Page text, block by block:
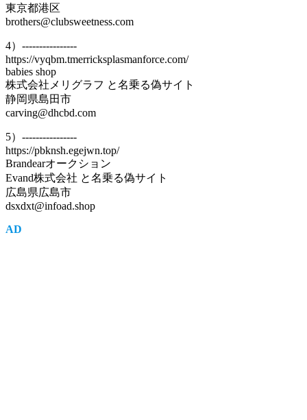
東京都港区
brothers@clubsweetness.com
4）----------------
https://vyqbm.tmerricksplasmanforce.com/
babies shop
株式会社メリグラフ と名乗る偽サイト
静岡県島田市
carving@dhcbd.com
5）----------------
https://pbknsh.egejwn.top/
Brandearオークション
Evand株式会社 と名乗る偽サイト
広島県広島市
dsxdxt@infoad.shop
AD